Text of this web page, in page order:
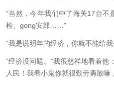
“当然，今年我们中了海关17台不
检、gong安部
”
“我是说明年的经济，你就不能给我
“经济没问题。”我很慈祥地看着他
人民！我看小鬼你就很勤劳勇敢嘛